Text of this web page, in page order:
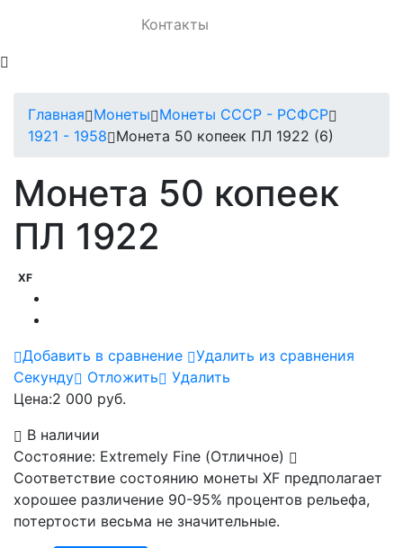
Контакты
Главная Монеты Монеты СССР - РСФСР
1921 - 1958 Монета 50 копеек ПЛ 1922 (6)
Монета 50 копеек
ПЛ 1922
XF
Добавить в сравнение
Удалить из сравнения
Cекунду
Отложить
Удалить
Цена:2 000 руб.
В наличии
Состояние: Extremely Fine (Отличное)
Соответствие состоянию монеты XF предполагает
хорошее различение 90-95% процентов рельефа,
потертости весьма не значительные.